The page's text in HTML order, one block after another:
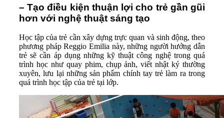
– Tạo điều kiện thuận lợi cho trẻ gần gũi
hơn với nghệ thuật sáng tạo
Học tập của trẻ cần xây dựng trực quan và sinh động, theo
phương pháp Reggio Emilia này, những người hướng dẫn
trẻ sẽ cần áp dụng những kỹ thuật công nghệ trong quá
trình học như quay phim, chụp ảnh, viết nhật ký thường
xuyên, lưu lại những sản phẩm chính tay trẻ làm ra trong
quá trình học tập của trẻ tại lớp.